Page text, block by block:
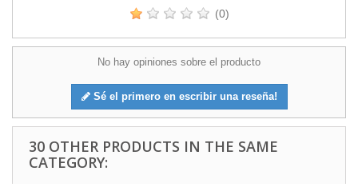
(0)
No hay opiniones sobre el producto
Sé el primero en escribir una reseña!
30 OTHER PRODUCTS IN THE SAME
CATEGORY: